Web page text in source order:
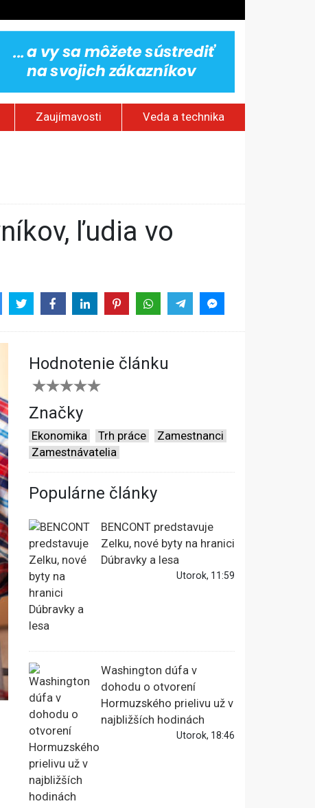
Zaujímavosti Veda a technika
Hodnotenie článku
Značky
Ekonomika Trh práce
Zamestnanci
Zamestnávatelia
Populárne články
BENCONT predstavuje
Zelku, nové byty na hranici
Dúbravky a lesa
Utorok, 11:59
Washington dúfa v
dohodu o otvorení
Hormuzského prielivu už v
najbližších hodinách
Utorok, 18:46